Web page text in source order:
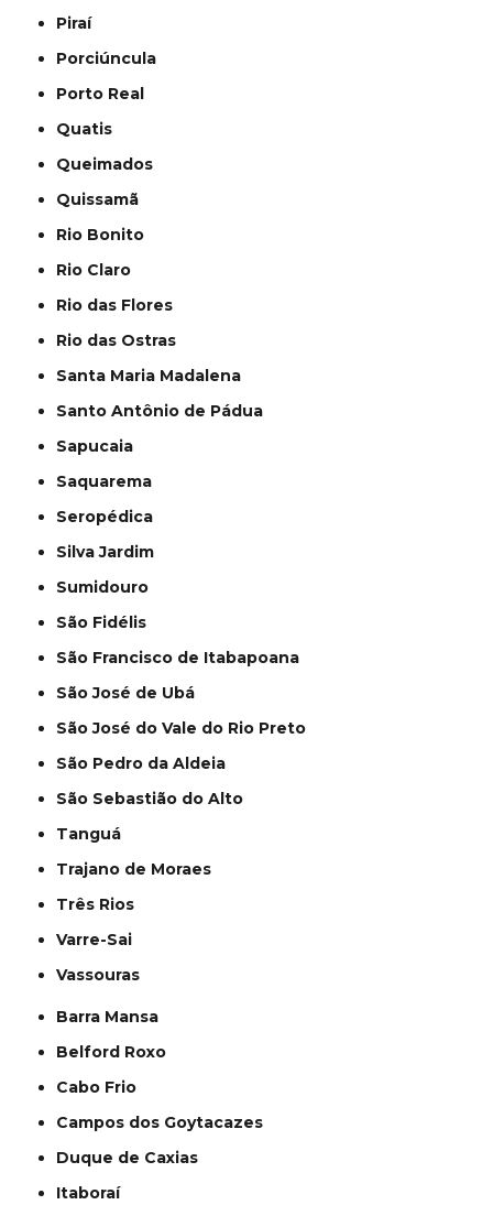
Piraí
Porciúncula
Porto Real
Quatis
Queimados
Quissamã
Rio Bonito
Rio Claro
Rio das Flores
Rio das Ostras
Santa Maria Madalena
Santo Antônio de Pádua
Sapucaia
Saquarema
Seropédica
Silva Jardim
Sumidouro
São Fidélis
São Francisco de Itabapoana
São José de Ubá
São José do Vale do Rio Preto
São Pedro da Aldeia
São Sebastião do Alto
Tanguá
Trajano de Moraes
Três Rios
Varre-Sai
Vassouras
Barra Mansa
Belford Roxo
Cabo Frio
Campos dos Goytacazes
Duque de Caxias
Itaboraí